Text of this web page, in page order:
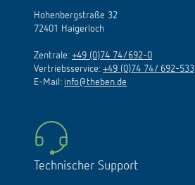
Hohenbergstraße 32
72401 Haigerloch
Zentrale: +49 (0)74 74/692-0
Vertriebsservice: +49 (0)74 74/ 692-533
E-Mail: info@theben.de
Technischer Support